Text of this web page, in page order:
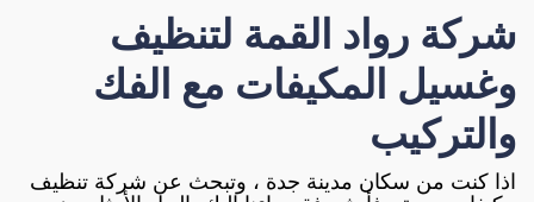
شركة رواد القمة لتنظيف
وغسيل المكيفات مع الفك
والتركيب
اذا كنت من سكان مدينة جدة ، وتبحث عن شركة تنظيف